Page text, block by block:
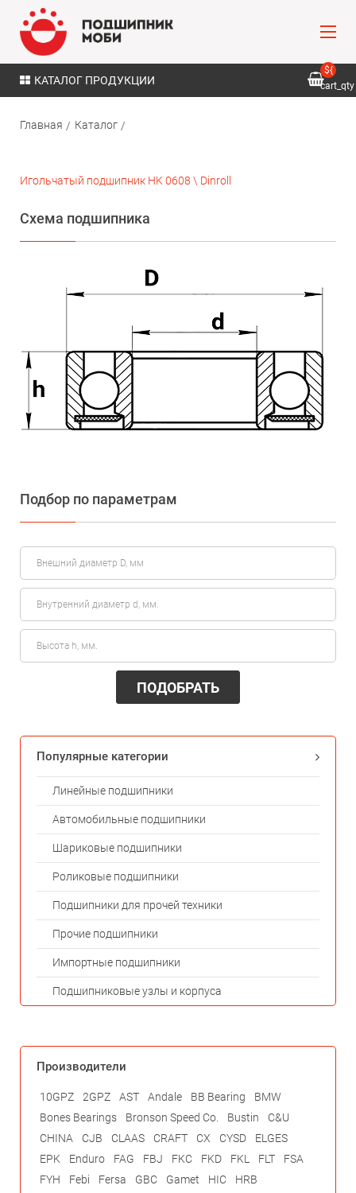
КАТАЛОГ ПРОДУКЦИИ
${
cart_qty
Главная Каталог
Игольчатый подшипник HK 0608 \ Dinroll
Схема подшипника
Подбор по параметрам
ПОДОБРАТЬ
Популярные категории
Линейные подшипники
Автомобильные подшипники
Шариковые подшипники
Роликовые подшипники
Подшипники для прочей техники
Прочие подшипники
Импортные подшипники
Подшипниковые узлы и корпуса
Производители
10GPZ 2GPZ AST Andale BB Bearing
BMW
Bones Bearings
Bronson Speed Co. Bustin
C&U
CHINA
CJB CLAAS CRAFT CX CYSD
ELGES
EPK
Enduro FAG FBJ FKC FKD FKL FLT
FSA
FYH
Febi Fersa GBC Gamet HIC
HRB